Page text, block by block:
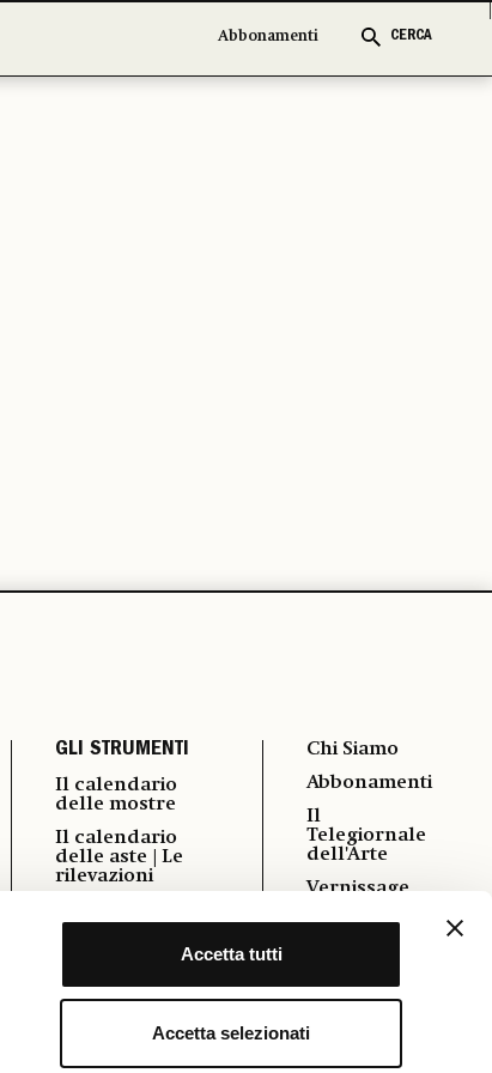
Accetta tutti
Accetta selezionati
Abbonamenti CERCA
GLI STRUMENTI
Il calendario
delle mostre
Il calendario
delle aste | Le
rilevazioni
Formazione
Chi Siamo
Abbonamenti
Il
Telegiornale
dell'Arte
Vernissage
Pubblicità
Cookie &
Policy
FAQ